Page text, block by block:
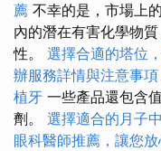
薦 不幸的是，市場上
內的潛在有害化學物
性。 選擇合適的塔位
辦服務詳情與注意事項
植牙 一些產品還包含
劑。 選擇適合的月子
眼科醫師推薦，讓您